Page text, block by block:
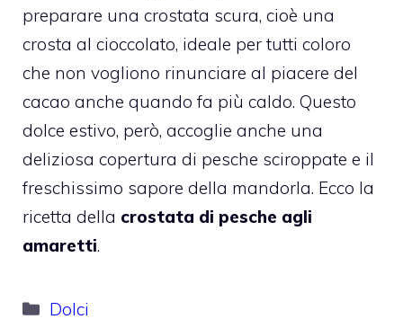
preparare una crostata scura, cioè una
crosta al cioccolato, ideale per tutti coloro
che non vogliono rinunciare al piacere del
cacao anche quando fa più caldo. Questo
dolce estivo, però, accoglie anche una
deliziosa copertura di pesche sciroppate e il
freschissimo sapore della mandorla. Ecco la
ricetta della crostata di pesche agli
amaretti.
Categorie
Dolci